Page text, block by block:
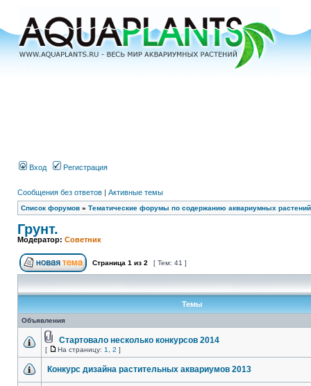
Вход Регистрация
Сообщения без ответов | Активные темы
Список форумов » Тематические форумы по содержанию аквариумных
Грунт.
Модератор: Советник
Страница 1 из 2 [ Тем: 41 ]
Темы
Объявления
Стартовало несколько конкурсов 2014
[ На страницу: 1 2 ]
Конкурс дизайна растительных аквариумов 2013